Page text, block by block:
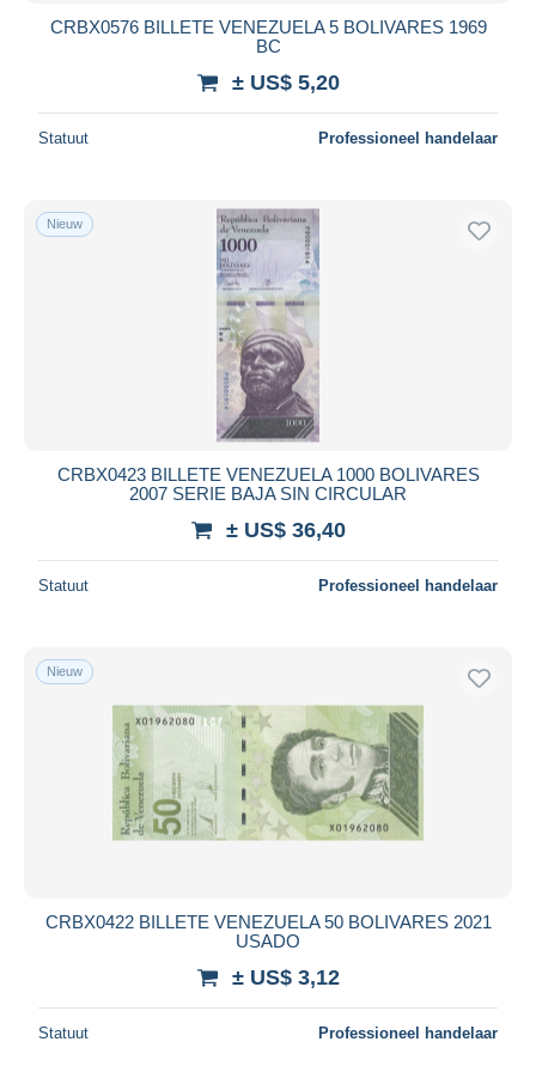
CRBX0576 BILLETE VENEZUELA 5 BOLIVARES 1969
BC
± US$ 5,20
Statuut Professioneel handelaar
Nieuw
CRBX0423 BILLETE VENEZUELA 1000 BOLIVARES
2007 SERIE BAJA SIN CIRCULAR
± US$ 36,40
Statuut Professioneel handelaar
Nieuw
CRBX0422 BILLETE VENEZUELA 50 BOLIVARES 2021
USADO
± US$ 3,12
Statuut Professioneel handelaar